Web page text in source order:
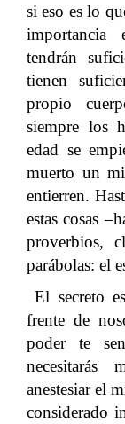
si eso es lo
tendrán
tienen
propio
siempre los
edad se
muerto un
entierren.
estas cosas
proverbios,
parábolas: el
El secreto
frente de
poder te
necesitarás
anestesiar el
considerado